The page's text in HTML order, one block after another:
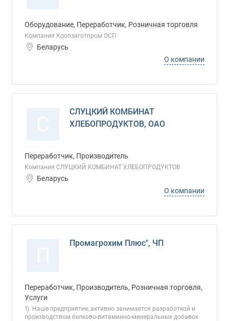
Оборудование, Переработчик, Розничная торговля
Компания Коопзаготпром ОСП
Беларусь
О компании
СЛУЦКИЙ КОМБИНАТ
ХЛЕБОПРОДУКТОВ, ОАО
Переработчик, Производитель
Компания СЛУЦКИЙ КОМБИНАТ ХЛЕБОПРОДУКТОВ
Беларусь
О компании
Промагрохим Плюс", ЧП
Переработчик, Производитель, Розничная торговля,
Услуги
1). Наше предприятие, активно занимается разработкой и
производством белково-витаминно-минеральных добавок